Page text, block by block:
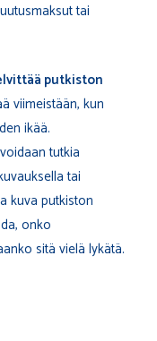
tai
putkiston
viimeistään, kun
ikää.
tutkia
tai
kuva putkiston
onko
sitä vielä lykätä.